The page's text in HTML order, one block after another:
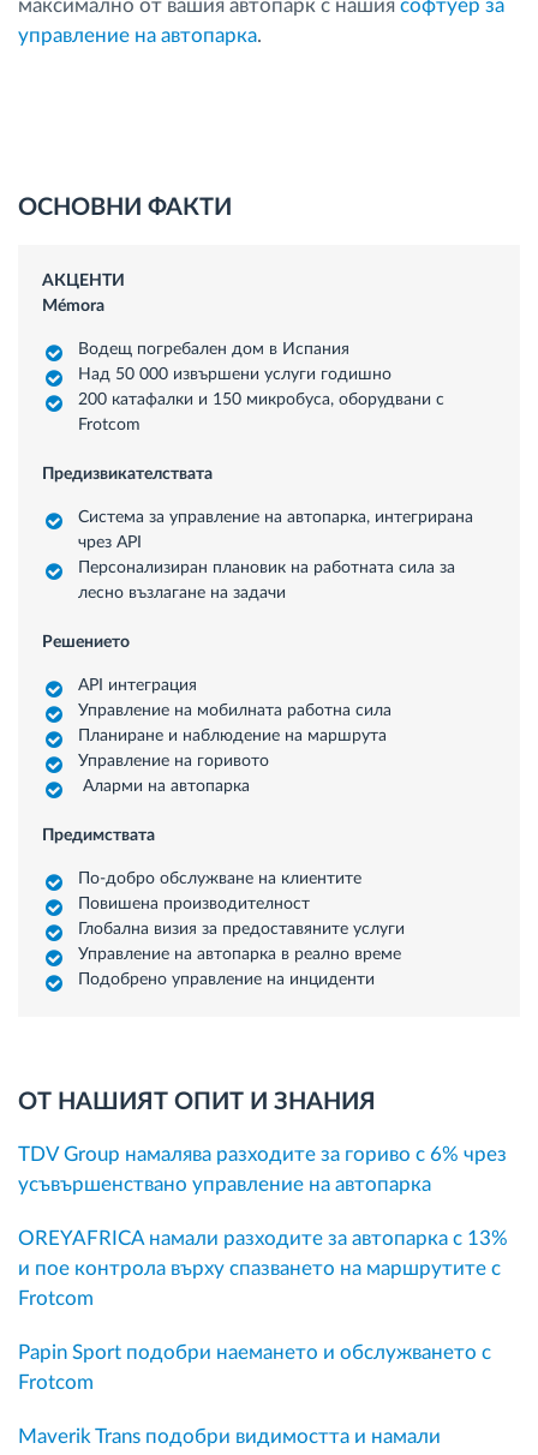
максимално от вашия автопарк с нашия софтуер за
управление на автопарка.
ОСНОВНИ ФАКТИ
АКЦЕНТИ
Mémora
Водещ погребален дом в Испания
Над 50 000 извършени услуги годишно
200 катафалки и 150 микробуса, оборудвани с
Frotcom
Предизвикателствата
Система за управление на автопарка, интегрирана
чрез API
Персонализиран плановик на работната сила за
лесно възлагане на задачи
Решението
API интеграция
Управление на мобилната работна сила
Планиране и наблюдение на маршрута
Управление на горивото
Аларми на автопарка
Предимствата
По-добро обслужване на клиентите
Повишена производителност
Глобална визия за предоставяните услуги
Управление на автопарка в реално време
Подобрено управление на инциденти
ОТ НАШИЯТ ОПИТ И ЗНАНИЯ
TDV Group намалява разходите за гориво с 6% чрез
усъвършенствано управление на автопарка
OREYAFRICA намали разходите за автопарка с 13%
и пое контрола върху спазването на маршрутите с
Frotcom
Papin Sport подобри наемането и обслужването с
Frotcom
Maverik Trans подобри видимостта и намали